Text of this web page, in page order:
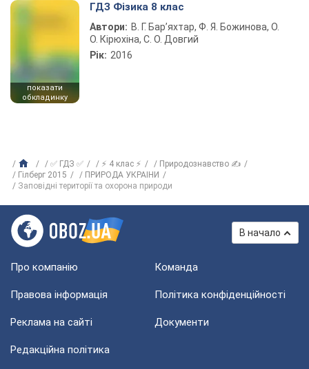
показати
обкладинку
ГДЗ Фізика 8 клас
Автори: В. Г. Бар’яхтар, Ф. Я. Божинова, О.
О. Кірюхіна, С. О. Довгий
Рік: 2016
✅ ГДЗ ✅ ⚡ 4 клас ⚡
Природознавство ✍
Гілберг 2015
ПРИРОДА УКРАIНИ
Заповідні території та охорона природи
В начало
Про компанію Команда
Правова інформація Політика конфіденційності
Реклама на сайті Документи
Редакційна політика